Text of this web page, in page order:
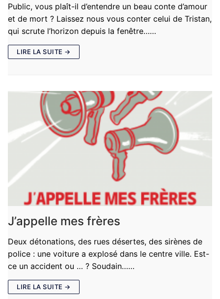
Public, vous plaît-il d’entendre un beau conte d’amour
et de mort ? Laissez nous vous conter celui de Tristan,
qui scrute l’horizon depuis la fenêtre……
LIRE LA SUITE →
J’appelle mes frères
Deux détonations, des rues désertes, des sirènes de
police : une voiture a explosé dans le centre ville. Est-
ce un accident ou … ? Soudain……
LIRE LA SUITE →